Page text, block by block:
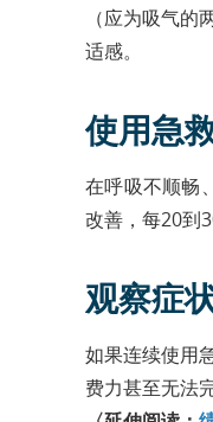
（应为吸气
适感。
使用急
在呼吸不顺畅
改善，每20到
观察症
如果连续使用
费力甚至无法